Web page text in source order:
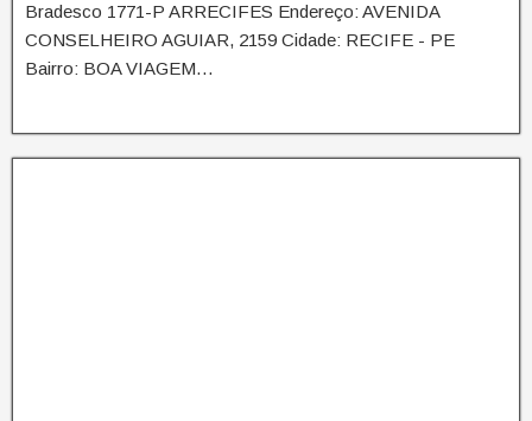
Bradesco 1771-P ARRECIFES Endereço: AVENIDA
CONSELHEIRO AGUIAR, 2159 Cidade: RECIFE - PE
Bairro: BOA VIAGEM…